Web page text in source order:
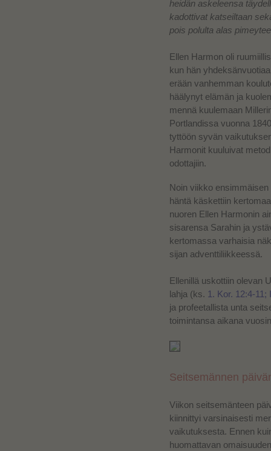
heidän askeleensa
kadottivat katseiltaan
pois polulta alas
Ellen Harmon oli
kun hän
erään vanhemman
häälynyt elämän ja
mennä kuulemaan
Portlandissa vuonna
tyttöön syvän
Harmonit kuuluivat
odottajiin.
Noin viikko
häntä käskettiin
nuoren Ellen Harmonin
sisarensa Sarahin ja
kertomassa varhaisia
sijan adventtiliikkeessä.
Ellenillä uskottiin olevan
lahja (ks. 1. Kor. 12:4-11;
ja profeetallista unta
toimintansa aikana
Seitsemännen
Viikon seitsemänteen
kiinnittyi varsinaisesti
vaikutuksesta. Ennen
huomattavan